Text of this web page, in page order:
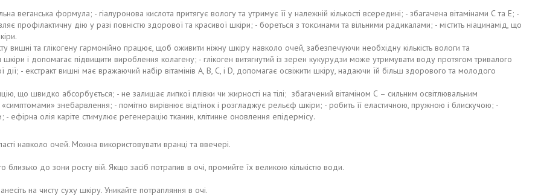
веганська формула; - гіалуронова кислота притягує вологу та утримує її у належній кількості всередині; - збагачена вітамінами С та Е; -
профілактичну дію у разі повністю здорової та красивої шкіри; - бореться з токсинами та вільними радикалами; - містить ніацинамід, що
вишні та глікогену гармонійно працює, щоб оживити ніжну шкіру навколо очей, забезпечуючи необхідну кількість вологи та
шкіри і допомагає підвищити вироблення колагену; - глікоген витягнутий із зерен кукурудзи може утримувати воду протягом тривалого
- екстракт вишні має вражаючий набір вітамінів A, B, C, і D, допомагає освіжити шкіру, надаючи їй більш здорового та молодого
що швидко абсорбується; - не залишає липкої плівки чи жирності на тілі; збагачений вітаміном С – сильним освітлювальним
знебарвлення; - помітно вирівнює відтінок і розгладжує рельєф шкіри; - робить її еластичною, пружною і блискучою; -
олія каріте стимулює регенерацію тканин, клітинне оновлення епідермісу.
навколо очей. Можна використовувати вранці та ввечері.
близько до зони росту вій. Якщо засіб потрапив в очі, промийте їх великою кількістю води.
на чисту суху шкіру. Уникайте потрапляння в очі.